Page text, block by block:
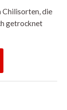
Chilisorten, die
getrocknet